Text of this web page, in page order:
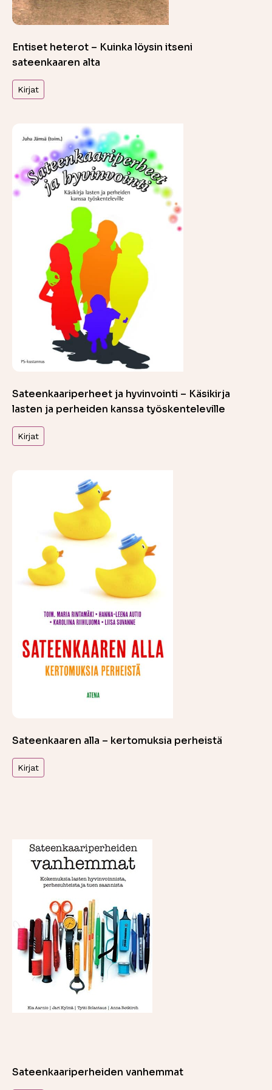
Entiset heterot – Kuinka löysin itseni
sateenkaaren alta
Kirjat
Sateenkaariperheet ja hyvinvointi – Käsikirja
lasten ja perheiden kanssa työskenteleville
Kirjat
Sateenkaaren alla – kertomuksia perheistä
Kirjat
Sateenkaariperheiden vanhemmat